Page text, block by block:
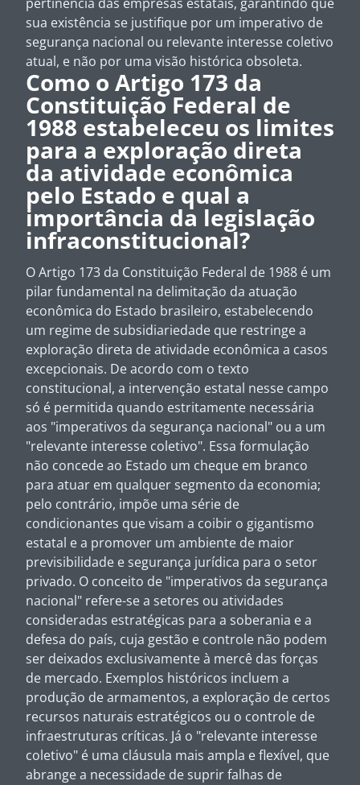
pertinência das empresas estatais, garantindo que
sua existência se justifique por um imperativo de
segurança nacional ou relevante interesse coletivo
atual, e não por uma visão histórica obsoleta.
Como o Artigo 173 da
Constituição Federal de
1988 estabeleceu os limites
para a exploração direta
da atividade econômica
pelo Estado e qual a
importância da legislação
infraconstitucional?
O Artigo 173 da Constituição Federal de 1988 é um
pilar fundamental na delimitação da atuação
econômica do Estado brasileiro, estabelecendo
um regime de subsidiariedade que restringe a
exploração direta de atividade econômica a casos
excepcionais. De acordo com o texto
constitucional, a intervenção estatal nesse campo
só é permitida quando estritamente necessária
aos "imperativos da segurança nacional" ou a um
"relevante interesse coletivo". Essa formulação
não concede ao Estado um cheque em branco
para atuar em qualquer segmento da economia;
pelo contrário, impõe uma série de
condicionantes que visam a coibir o gigantismo
estatal e a promover um ambiente de maior
previsibilidade e segurança jurídica para o setor
privado. O conceito de "imperativos da segurança
nacional" refere-se a setores ou atividades
consideradas estratégicas para a soberania e a
defesa do país, cuja gestão e controle não podem
ser deixados exclusivamente à mercê das forças
de mercado. Exemplos históricos incluem a
produção de armamentos, a exploração de certos
recursos naturais estratégicos ou o controle de
infraestruturas críticas. Já o "relevante interesse
coletivo" é uma cláusula mais ampla e flexível, que
abrange a necessidade de suprir falhas de